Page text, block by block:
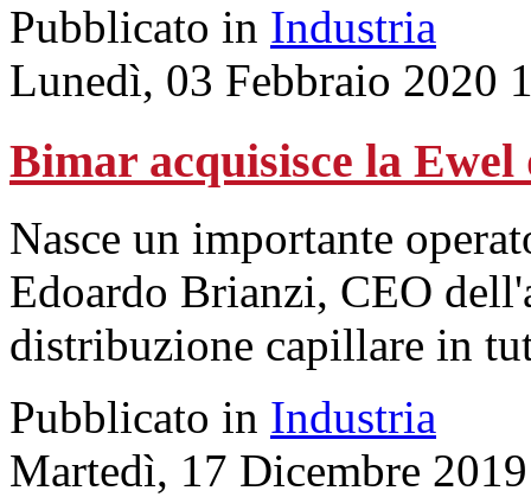
Pubblicato in Industria
Lunedì, 03 Febbraio 2020
Bimar acquisisce la
Nasce un importante
Edoardo Brianzi, CEO
distribuzione capillare in
Pubblicato in Industria
Martedì, 17 Dicembre